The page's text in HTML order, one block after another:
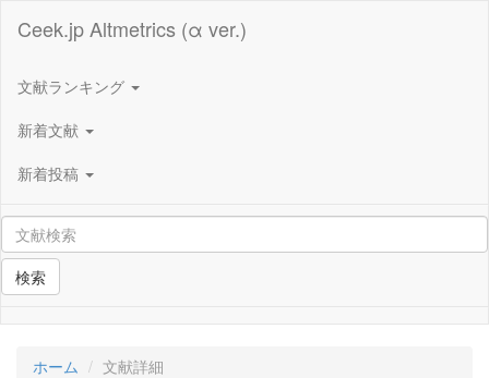
Ceek.jp Altmetrics (α ver.)
文献ランキング
新着文献
新着投稿
検索
ホーム 文献詳細